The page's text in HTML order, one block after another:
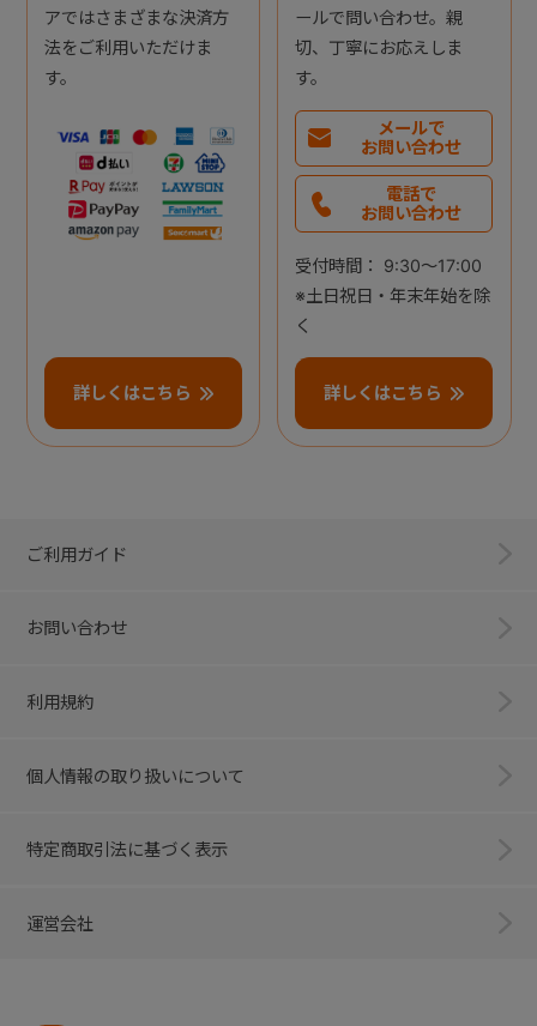
アではさまざまな決済方
法をご利用いただけま
す。
詳しくはこちら
ールで問い合わせ。親
切、丁寧にお応えしま
す。
メールで
お問い合わせ
電話で
お問い合わせ
受付時間： 9:30～17:00
※土日祝日・年末年始を除
く
詳しくはこちら
ご利用ガイド
お問い合わせ
利用規約
個人情報の取り扱いについて
特定商取引法に基づく表示
運営会社